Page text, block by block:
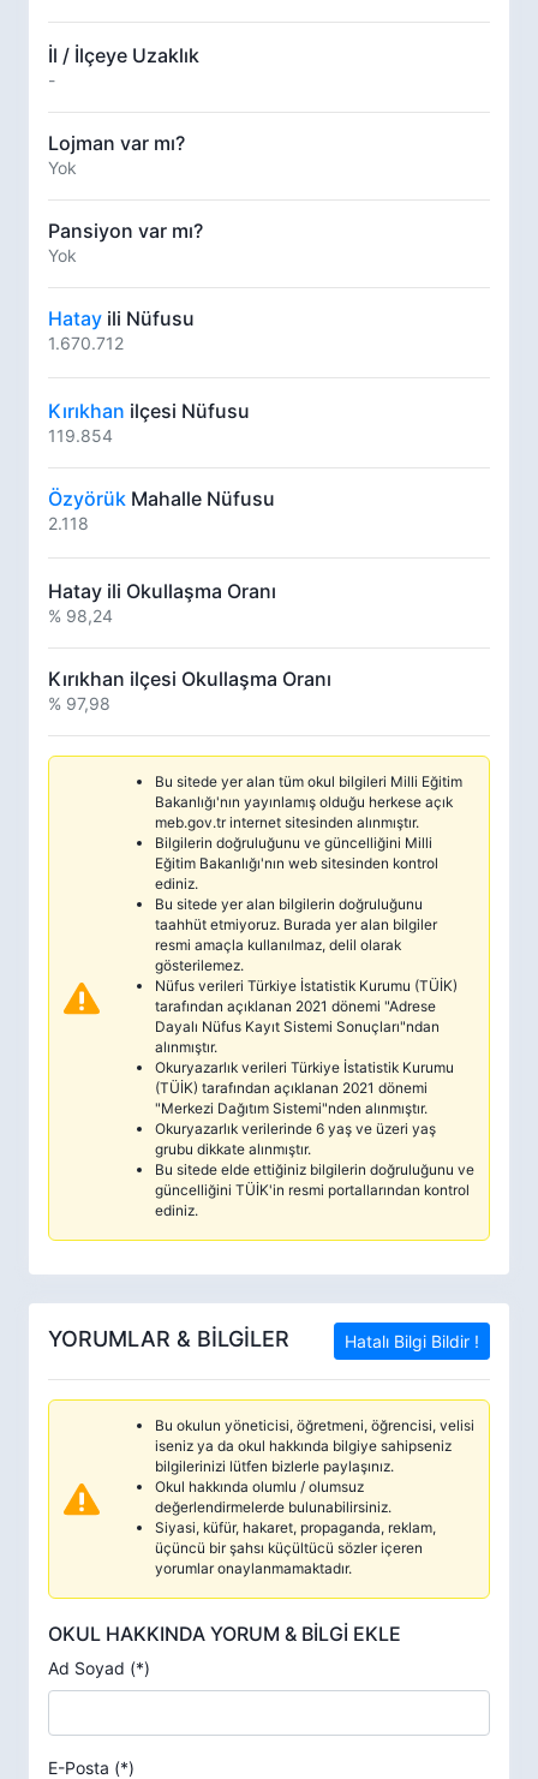
İl / İlçeye Uzaklık
-
Lojman var mı?
Yok
Pansiyon var mı?
Yok
Hatay ili Nüfusu
1.670.712
Kırıkhan ilçesi Nüfusu
119.854
Özyörük Mahalle Nüfusu
2.118
Hatay ili Okullaşma Oranı
% 98,24
Kırıkhan ilçesi Okullaşma Oranı
% 97,98
Bu sitede yer alan tüm okul bilgileri Milli Eğitim
Bakanlığı'nın yayınlamış olduğu herkese açık
meb.gov.tr internet sitesinden alınmıştır.
Bilgilerin doğruluğunu ve güncelliğini Milli
Eğitim Bakanlığı'nın web sitesinden kontrol
ediniz.
Bu sitede yer alan bilgilerin doğruluğunu
taahhüt etmiyoruz. Burada yer alan bilgiler
resmi amaçla kullanılmaz, delil olarak
gösterilemez.
Nüfus verileri Türkiye İstatistik Kurumu (TÜİK)
tarafından açıklanan 2021 dönemi "Adrese
Dayalı Nüfus Kayıt Sistemi Sonuçları"ndan
alınmıştır.
Okuryazarlık verileri Türkiye İstatistik Kurumu
(TÜİK) tarafından açıklanan 2021 dönemi
"Merkezi Dağıtım Sistemi"nden alınmıştır.
Okuryazarlık verilerinde 6 yaş ve üzeri yaş
grubu dikkate alınmıştır.
Bu sitede elde ettiğiniz bilgilerin doğruluğunu ve
güncelliğini TÜİK'in resmi portallarından kontrol
ediniz.
YORUMLAR & BİLGİLER Hatalı Bilgi Bildir !
Bu okulun yöneticisi, öğretmeni, öğrencisi, velisi
iseniz ya da okul hakkında bilgiye sahipseniz
bilgilerinizi lütfen bizlerle paylaşınız.
Okul hakkında olumlu / olumsuz
değerlendirmelerde bulunabilirsiniz.
Siyasi, küfür, hakaret, propaganda, reklam,
üçüncü bir şahsı küçültücü sözler içeren
yorumlar onaylanmamaktadır.
OKUL HAKKINDA YORUM & BİLGİ EKLE
Ad Soyad (*)
E-Posta (*)